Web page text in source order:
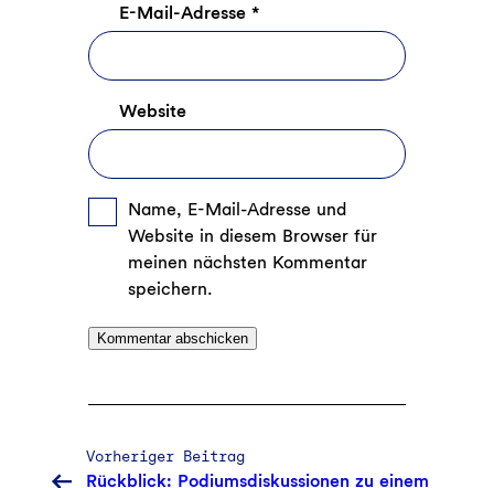
E-Mail-Adresse *
Website
Name, E-Mail-Adresse und
Website in diesem Browser für
meinen nächsten Kommentar
speichern.
Vorheriger Beitrag
Rückblick: Podiumsdiskussionen zu einem